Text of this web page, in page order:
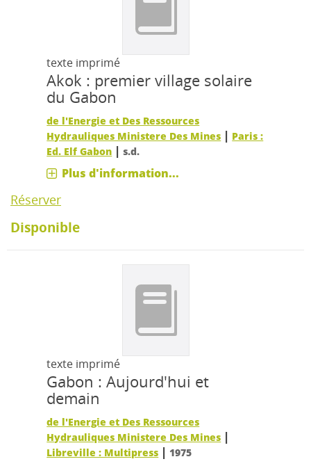
texte imprimé
Akok : premier village solaire
du Gabon
de l'Energie et Des Ressources
Hydrauliques Ministere Des Mines | Paris :
Ed. Elf Gabon |s.d.
Plus d'information...
Réserver
Disponible
texte imprimé
Gabon : Aujourd'hui et
demain
de l'Energie et Des Ressources
Hydrauliques Ministere Des Mines |
Libreville : Multipress | 1975